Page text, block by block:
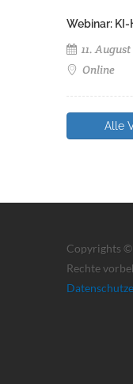
Webinar:
11.
Online
Alle
Copyrights
Rechte